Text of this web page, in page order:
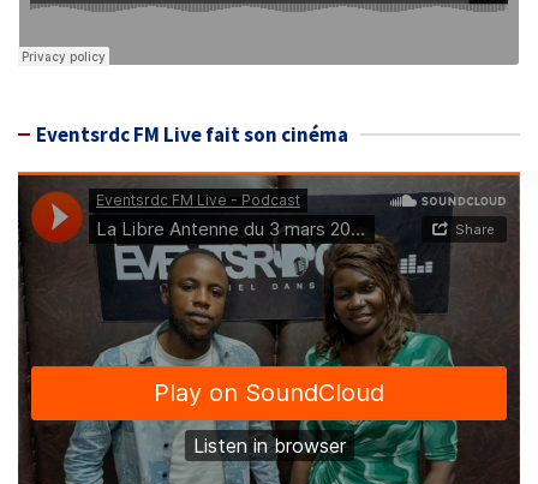
Eventsrdc FM Live fait son cinéma